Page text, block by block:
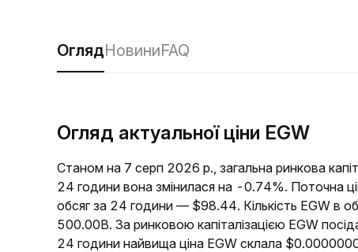
ОглядНовиниFAQ
Огляд актуальної ціни EGW
Станом на 7 серп 2026 р., загальна ринкова
24 години вона змінилася на -0.74%. Поточна
обсяг за 24 години — $98.44. Кількість EGW в
500.00B. За ринковою капіталізацією EGW
24 години найвища ціна EGW склала